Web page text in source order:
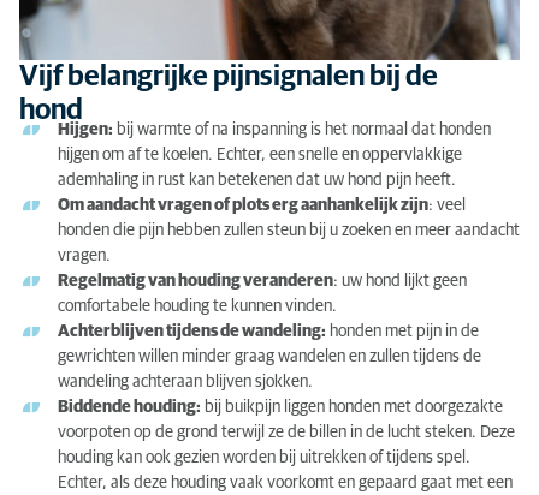
Vijf belangrijke pijnsignalen bij de
hond
Hijgen: bij warmte of na inspanning is het normaal dat honden
hijgen om af te koelen. Echter, een snelle en oppervlakkige
ademhaling in rust kan betekenen dat uw hond pijn heeft.
Om aandacht vragen of plots erg aanhankelijk zijn: veel
honden die pijn hebben zullen steun bij u zoeken en meer aandacht
vragen.
Regelmatig van houding veranderen: uw hond lijkt geen
comfortabele houding te kunnen vinden.
Achterblijven tijdens de wandeling: honden met pijn in de
gewrichten willen minder graag wandelen en zullen tijdens de
wandeling achteraan blijven sjokken.
Biddende houding: bij buikpijn liggen honden met doorgezakte
voorpoten op de grond terwijl ze de billen in de lucht steken. Deze
houding kan ook gezien worden bij uitrekken of tijdens spel.
Echter, als deze houding vaak voorkomt en gepaard gaat met een